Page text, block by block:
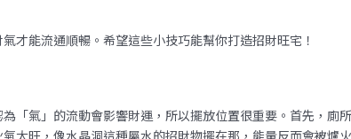
才能流通順暢。希望這些小技巧能幫你打造招財旺宅！
「氣」的流動會影響財運，所以擺放位置很重要。首先，廁
旺，像水晶洞這種屬水的招財物擺在那，能量反而會被爐